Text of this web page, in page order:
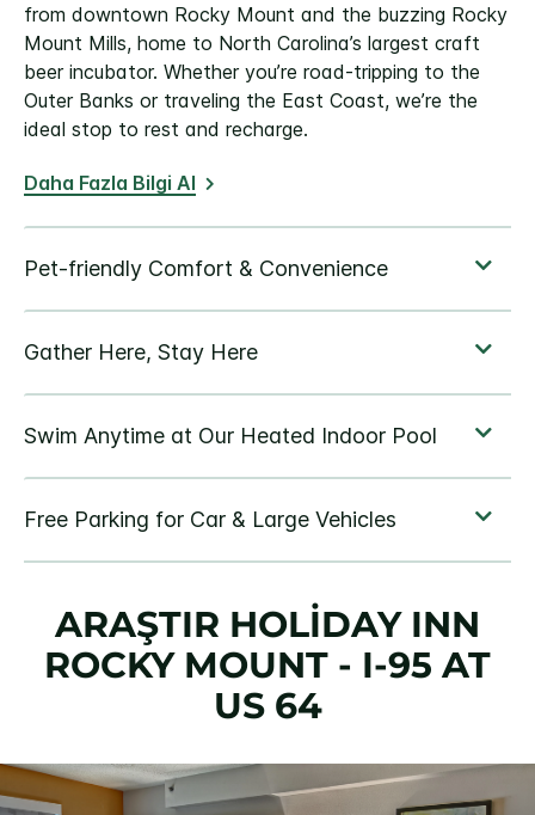
from downtown Rocky Mount and the buzzing Rocky
Mount Mills, home to North Carolina’s largest craft
beer incubator. Whether you’re road-tripping to the
Outer Banks or traveling the East Coast, we’re the
ideal stop to rest and recharge.
Daha Fazla Bilgi Al
ARAŞTIR HOLIDAY INN
ROCKY MOUNT - I-95 AT
US 64